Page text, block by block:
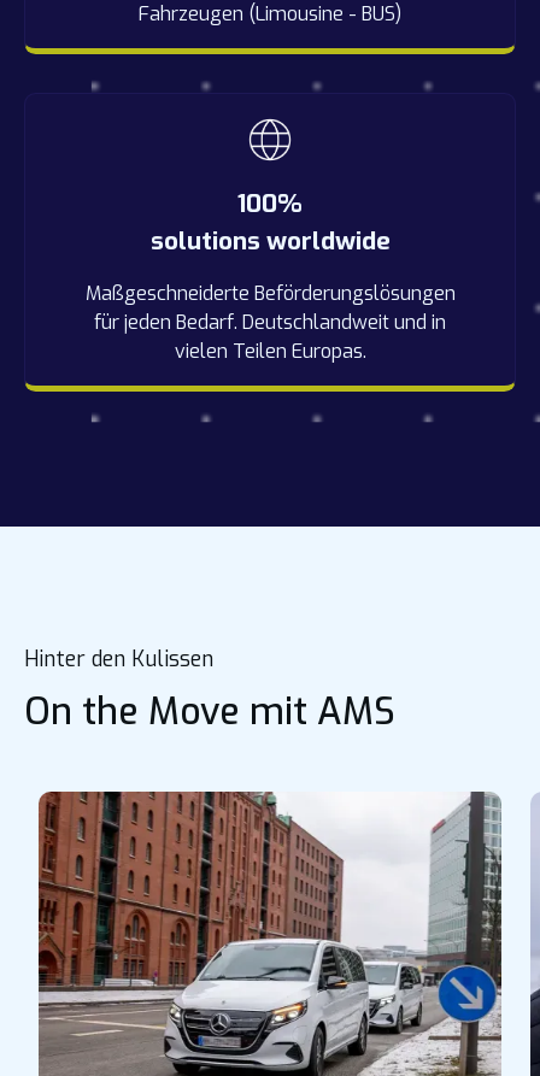
Fahrzeugen (Limousine - BUS)
100%
solutions worldwide
Maßgeschneiderte Beförderungslösungen
für jeden Bedarf. Deutschlandweit und in
vielen Teilen Europas.
Hinter den Kulissen
On the Move mit AMS